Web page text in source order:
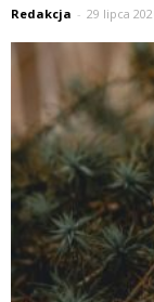
Redakcja - 29 lipca